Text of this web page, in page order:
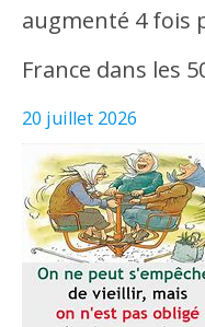
augmenté 4 fois
France dans les
20 juillet 2026